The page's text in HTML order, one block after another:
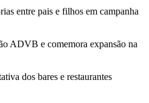
entre pais e filhos em campanha
ADVB e comemora expansão na
dos bares e restaurantes